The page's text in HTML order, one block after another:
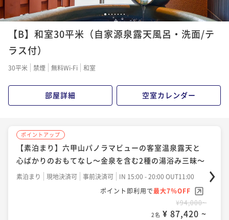
ポイントアップ
【アニバーサリープラン】記念日を彩る4大特典付◆ご
夫婦・カップル・ご家族でお祝い旅
二食付き 現地決済可
¥124,000~
2名 ¥ 115,320 ~
ポイントアップ
【グレードUP】絶品！神戸牛の雲海鍋で極上の贅沢～
遊び心と磨き抜かれた技が交錯する板前パフォーマン
ス
二食付き 現地決済可 事前決済可
IN 15:00 - 19:00 OUT11:00
ポイント即利用で最大7％OFF
¥128,000~
2名 ¥ 119,040 ~
1 2 3 4 5 6 7
【B】和室30平米（自家源泉露天風呂・洗面/テ
ラス付）
30平米 禁煙 無料Wi-Fi 和室
部屋詳細 空室カレンダー
ポイントアップ
【素泊まり】六甲山パノラマビューの客室温泉露天と
心ばかりのおもてなし～金泉を含む2種の湯浴み三昧～
素泊まり 現地決済可 事前決済可
IN 15:00 - 20:00 OUT11:00
ポイント即利用で最大7％OFF
¥94,000~
2名 ¥ 87,420 ~